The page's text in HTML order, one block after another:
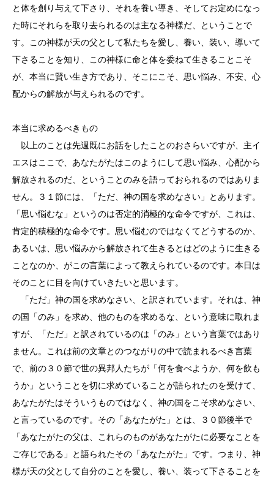
と体を創り与えて下さり、それを養い導き、そしてお定めになっ
た時にそれらを取り去られるのは主なる神様だ、ということで
す。この神様が天の父として私たちを愛し、養い、装い、導いて
下さることを知り、この神様に命と体を委ねて生きることこそ
が、本当に賢い生き方であり、そこにこそ、思い悩み、不安、心
配からの解放が与えられるのです。
本当に求めるべきもの
以上のことは先週既にお話をしたことのおさらいですが、主イ
エスはここで、あなたがたはこのようにして思い悩み、心配から
解放されるのだ、ということのみを語っておられるのではありま
せん。３１節には、「ただ、神の国を求めなさい」とあります。
「思い悩むな」というのは否定的消極的な命令ですが、これは、
肯定的積極的な命令です。思い悩むのではなくてどうするのか、
あるいは、思い悩みから解放されて生きるとはどのように生きる
ことなのか、がこの言葉によって教えられているのです。本日は
そのことに目を向けていきたいと思います。
「ただ」神の国を求めなさい、と訳されています。それは、神
の国「のみ」を求め、他のものを求めるな、という意味に取れま
すが、「ただ」と訳されているのは「のみ」という言葉ではあり
ません。これは前の文章とのつながりの中で読まれるべき言葉
で、前の３０節で世の異邦人たちが「何を食べようか、何を飲も
うか」ということを切に求めていることが語られたのを受けて、
あなたがたはそういうものではなく、神の国をこそ求めなさい、
と言っているのです。その「あなたがた」とは、３０節後半で
「あなたがたの父は、これらのものがあなたがたに必要なことを
ご存じである」と語られたその「あなたがた」です。つまり、神
様が天の父として自分のことを愛し、養い、装って下さることを